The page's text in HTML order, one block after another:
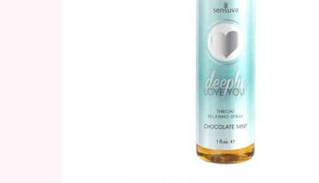
Hit enter to search or ESC to close